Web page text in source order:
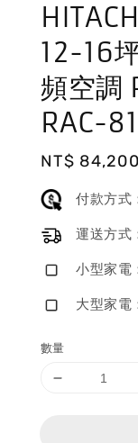
12-16
頻空調
RAC-
Regular
price
NT$ 84,200
付款方式
運送方式
小型家電
大型家電
數量